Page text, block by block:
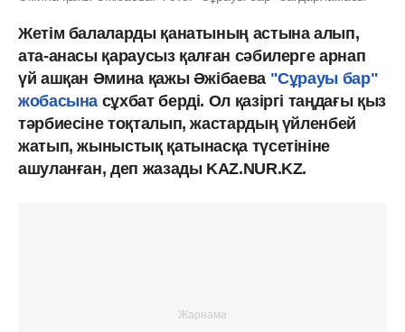
Жетім балаларды қанатының астына алып,
ата-анасы қараусыз қалған сәбилерге арнап
үй ашқан Әмина қажы Әжібаева"Сұрауы бар"
жобасына сұхбат берді. Ол қазіргі таңдағы қыз
тәрбиесіне тоқталып, жастардың үйленбей
жатып, жыныстық қатынасқа түсетініне
ашуланған, деп жазады KAZ.NUR.KZ.